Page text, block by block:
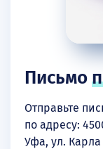
Письмо
Отправьте
по адресу:
Уфа, ул. Карла